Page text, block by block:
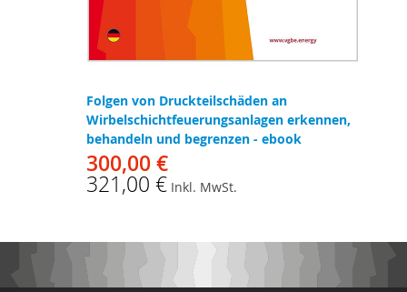
Folgen von Druckteilschäden an
Wirbelschichtfeuerungsanlagen erkennen,
behandeln und begrenzen - ebook
300,00 €
321,00 € Inkl. MwSt.